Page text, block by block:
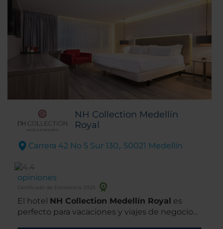
NH Collection Medellín
Royal
Carrera 42 No 5 Sur 130,. 50021 Medellín
opiniones
Certificado de Excelencia 2025
El hotel NH Collection Medellín Royal es
perfecto para vacaciones y viajes de negocios